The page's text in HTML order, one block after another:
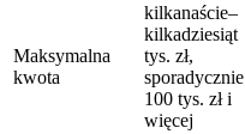
Maksymalna
kwota
kilkanaście–
kilkadziesiąt
tys. zł,
sporadycznie
100 tys. zł i
więcej